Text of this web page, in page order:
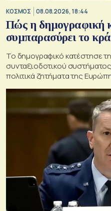
ΚΟΣΜΟΣ 08.08.2026, 18:44
Πώς η δημογραφική
συμπαρασύρει το
Το δημογραφικό κατέστησε
συνταξιοδοτικού
πολιτικά ζητήματα της